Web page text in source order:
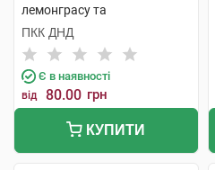
лемонграсу та
апельсиновою цедрою 75 г 1
шт
ПКК ДНД
Є в наявності
від 80.00 грн
КУПИТИ